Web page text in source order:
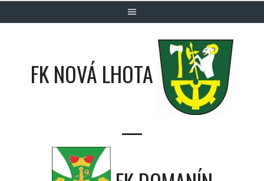
FK NOVÁ LHOTA
—